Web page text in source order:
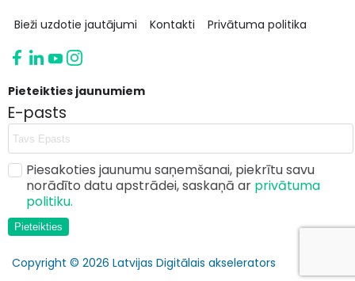
Bieži uzdotie jautājumi Kontakti Privātuma politika
Copyright © 2026 Latvijas Digitālais akselerators
Pieteikties jaunumiem
E-pasts
Piesakoties jaunumu saņemšanai, piekrītu savu
norādīto datu apstrādei, saskaņā ar privātuma
politiku.
Pieteikties